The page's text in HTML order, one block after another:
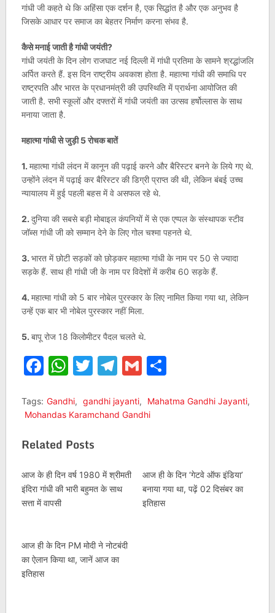
गांधी जी कहते थे कि अहिंसा एक दर्शन है, एक सिद्धांत है और एक अनुभव है
जिसके आधार पर समाज का बेहतर निर्माण करना संभव है.
कैसे मनाई जाती है गांधी जयंती?
गांधी जयंती के दिन लोग राजघाट नई दिल्ली में गांधी प्रतिमा के सामने श्रद्धांजलि
अर्पित करते हैं. इस दिन राष्ट्रीय अवकाश होता है. महात्मा गांधी की समाधि पर
राष्ट्रपति और भारत के प्रधानमंत्री की उपस्थिति में प्रार्थना आयोजित की
जाती है. सभी स्‍कूलों और दफ्तरों में गांधी जयंती का उत्सव हर्षोल्‍लास के साथ
मनाया जाता है.
महात्मा गांधी से जुड़ी 5 रोचक बातें
1. महात्मा गांधी लंदन में कानून की पढ़ाई करने और बैरिस्टर बनने के लिये गए थे.
उन्होंने लंदन में पढ़ाई कर बैरिस्टर की डिग्री प्राप्त की थी, लेकिन बंबई उच्च
न्यायालय में हुई पहली बहस में वे असफल रहे थे.
2. दुनिया की सबसे बड़ी मोबाइल कंपनियों में से एक एप्पल के संस्थापक स्टीव
जॉब्स गांधी जी को सम्मान देने के लिए गोल चश्मा पहनते थे.
3. भारत में छोटी सड़कों को छोड़कर महात्मा गांधी के नाम पर 50 से ज्यादा
सड़के हैं. साथ ही गांधी जी के नाम पर विदेशों में करीब 60 सड़के हैं.
4. महात्मा गांधी को 5 बार नोबेल पुरस्कार के लिए नामित किया गया था, लेकिन
उन्हें एक बार भी नोबेल पुरस्कार नहीं मिला.
5. बापू रोज 18 किलोमीटर पैदल चलते थे.
Facebook
WhatsApp
Twitter
Telegram
GmailShare
Tags: Gandhi, gandhi jayanti, Mahatma Gandhi Jayanti,
Mohandas Karamchand Gandhi
Related Posts
आज के ही दिन वर्ष 1980 में श्रीमती
इंदिरा गांधी की भारी बहुमत के साथ
सत्ता में वापसी
आज ही के दिन ‘गेटवे ऑफ इंडिया’
बनाया गया था, पढ़ें 02 दिसंबर का
इतिहास
आज ही के दिन PM मोदी ने नोटबंदी
का ऐलान किया था, जानें आज का
इतिहास